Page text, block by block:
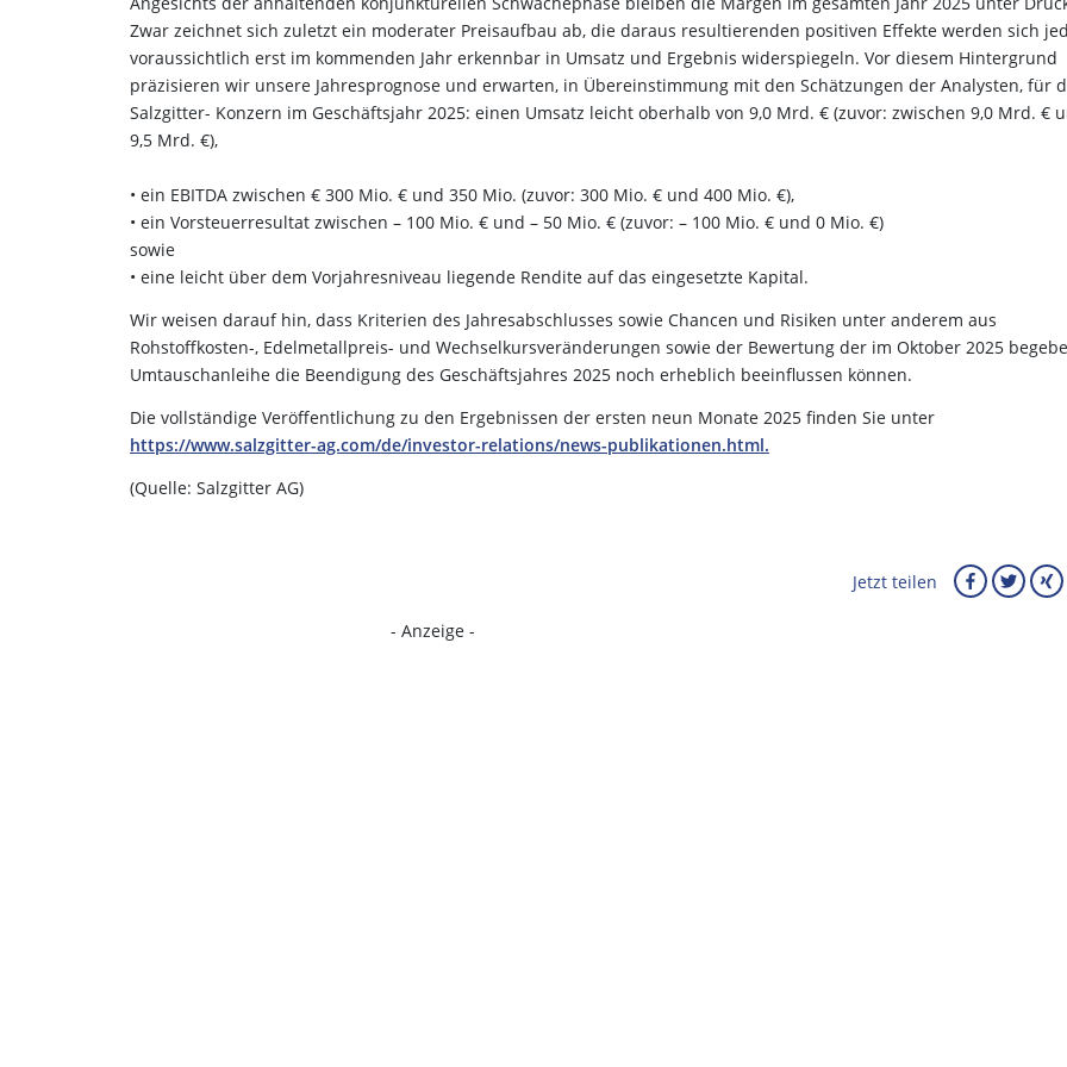
Zwar zeichnet sich zuletzt ein moderater Preisaufbau ab, die daraus resultierenden positiven Effekte werden sich
voraussichtlich erst im kommenden Jahr erkennbar in Umsatz und Ergebnis widerspiegeln. Vor diesem Hintergrund
präzisieren wir unsere Jahresprognose und erwarten, in Übereinstimmung mit den Schätzungen der Analysten, für
Salzgitter- Konzern im Geschäftsjahr 2025: einen Umsatz leicht oberhalb von 9,0 Mrd. € (zuvor: zwischen 9,0 Mrd. €
9,5 Mrd. €),
• ein EBITDA zwischen € 300 Mio. € und 350 Mio. (zuvor: 300 Mio. € und 400 Mio. €),
• ein Vorsteuerresultat zwischen – 100 Mio. € und – 50 Mio. € (zuvor: – 100 Mio. € und 0 Mio. €)
sowie
• eine leicht über dem Vorjahresniveau liegende Rendite auf das eingesetzte Kapital.
Wir weisen darauf hin, dass Kriterien des Jahresabschlusses sowie Chancen und Risiken unter anderem aus
Rohstoffkosten-, Edelmetallpreis- und Wechselkursveränderungen sowie der Bewertung der im Oktober 2025
Umtauschanleihe die Beendigung des Geschäftsjahres 2025 noch erheblich beeinflussen können.
Die vollständige Veröffentlichung zu den Ergebnissen der ersten neun Monate 2025 finden Sie unter
https://www.salzgitter-ag.com/de/investor-relations/news-publikationen.html.
(Quelle: Salzgitter AG)
Jetzt teilen
- Anzeige -